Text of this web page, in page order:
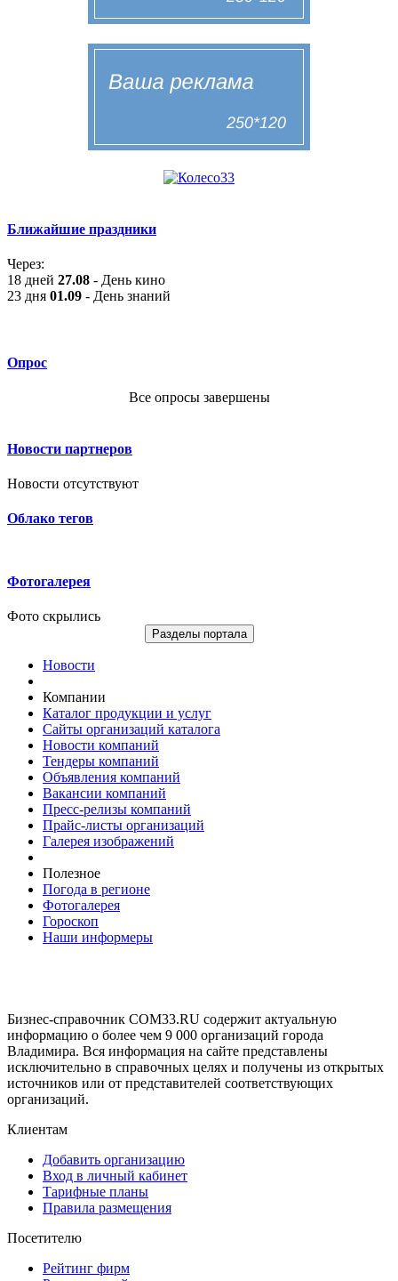
Ближайшие праздники
Через:
18 дней 27.08 - День кино
23 дня 01.09 - День знаний
Опрос
Все опросы завершены
Новости партнеров
Новости отсутствуют
Облако тегов
Фотогалерея
Фото скрылись
Разделы портала
Новости
Компании
Каталог продукции и услуг
Сайты организаций каталога
Новости компаний
Тендеры компаний
Объявления компаний
Вакансии компаний
Пресс-релизы компаний
Прайс-листы организаций
Галерея изображений
Полезное
Погода в регионе
Фотогалерея
Гороскоп
Наши информеры
Бизнес-справочник COM33.RU содержит актуальную
информацию о более чем 9 000 организаций города
Владимира. Вся информация на сайте представлены
исключительно в справочных целях и получены из открытых
источников или от представителей соответствующих
организаций.
Клиентам
Добавить организацию
Вход в личный кабинет
Тарифные планы
Правила размещения
Посетителю
Рейтинг фирм